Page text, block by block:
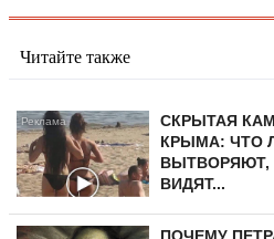
Читайте также
СКРЫТАЯ
КРЫМА: ЧТО
ВЫТВОРЯЮТ,
ВИДЯТ...